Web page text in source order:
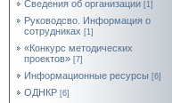
Сведения об организации [1]
Руководсво. Информация о
сотрудниках [1]
«Конкурс методических
проектов» [7]
Информационные ресурсы [6]
ОДНКР [6]